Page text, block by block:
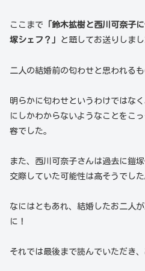
ここまで 「鈴木拡樹と西川可奈子
塚シェフ？」
と題してお送りしまし
二人の結婚前の匂わせと思われる
明らかに匂わせというわけではな
にしかわからないようなことをこ
容でした。
また、西川可奈子さんは過去に鎧
交際していた可能性は高そうでした
なにはともあれ、結婚したお二人
に！
それでは最後まで読んでいただき